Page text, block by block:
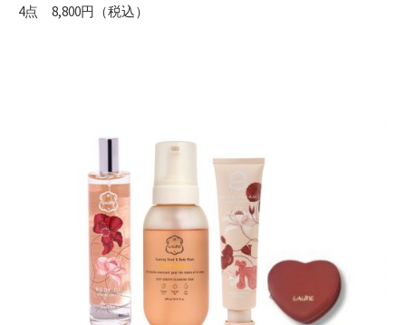
4点 8,800円（税込）